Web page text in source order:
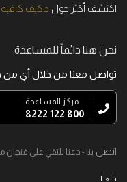
اكتشف أكثر حول د.كيف كافيه
نحن هنا دائماً للمساعدة
تواصل معنا من خلال أي من
مركز المساعدة
800 122 8222
اتصل بنا - دعنا نلتقي على فنجان
تابعنا